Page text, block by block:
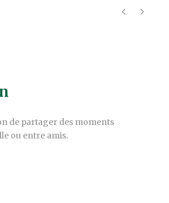
de partager des moments
ou entre amis.